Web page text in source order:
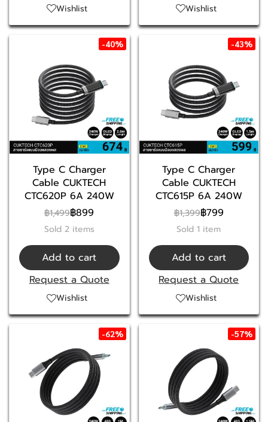
Wishlist Wishlist
-40%
Type C Charger
Cable CUKTECH
CTC620P 6A 240W
฿1,499฿899
Sold 2 items
Add to cart
Request a Quote
Wishlist
-43%
Type C Charger
Cable CUKTECH
CTC615P 6A 240W
฿1,399฿799
Sold 1 item
Add to cart
Request a Quote
Wishlist
-62% -57%